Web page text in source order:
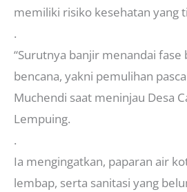
memiliki risiko kesehatan yang
.
“Surutnya banjir menandai fase
bencana, yakni pemulihan
Muchendi saat meninjau Desa
Lempuing.
.
Ia mengingatkan, paparan air
lembap, serta sanitasi yang